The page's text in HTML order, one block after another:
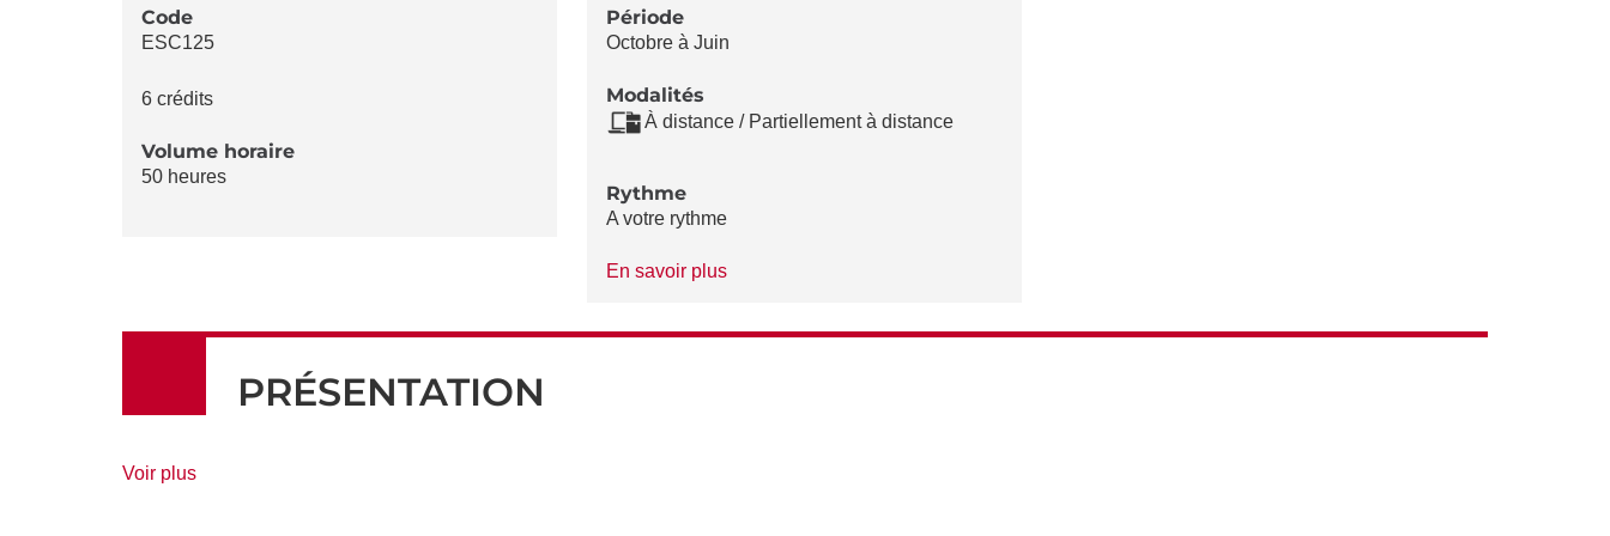
LA
Code
ESC125
6 crédits
Volume horaire
50 heures
Période
Octobre à Juin
Modalités
À distance / Partiellement à distance
Rythme
A votre rythme
En savoir plusà
Rythme
PRÉSENTATION
Voir plusde